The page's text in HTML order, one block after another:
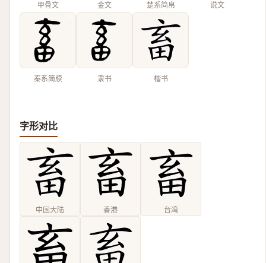
甲骨文 金文 楚系简帛 说文
秦系简牍 隶书 楷书
字形对比
中国大陆 香港 台湾